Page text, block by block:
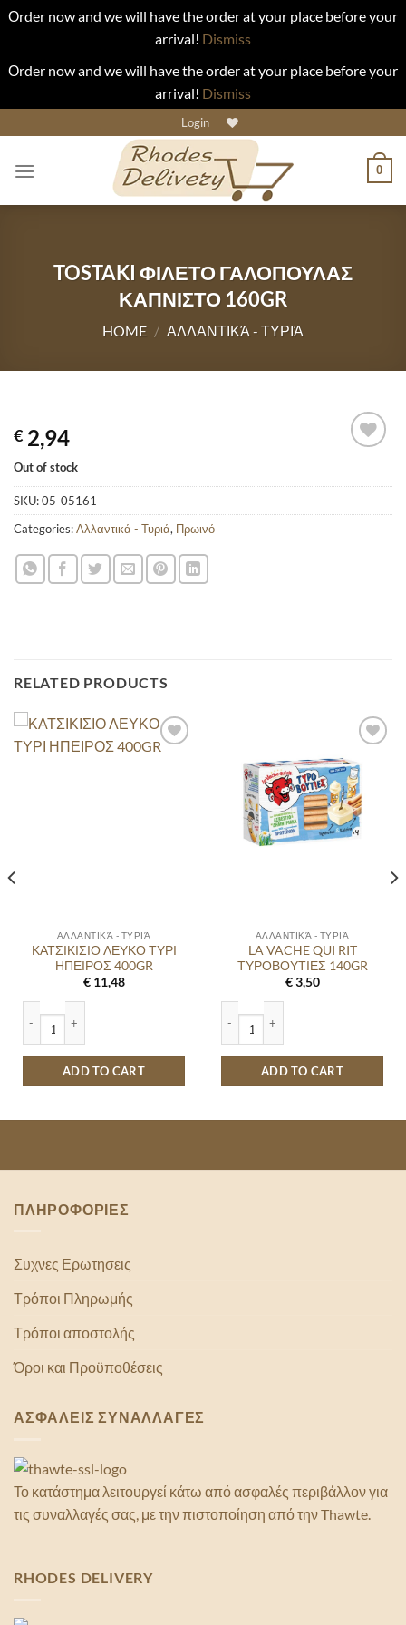
Οrder now and we will have the order at your place before your
arrival! Dismiss
Οrder now and we will have the order at your place before your
arrival! Dismiss
to
content
Login
0
TOSTAKI ΦΙΛΕΤΟ ΓΑΛΟΠΟΥΛΑΣ
ΚΑΠΝΙΣΤΟ 160GR
HOME / ΑΛΛΑΝΤΙΚΆ - ΤΥΡΙΆ
€ 2,94
Out of stock
SKU:05-05161
Categories:Αλλαντικά - Τυριά, Πρωινό
RELATED PRODUCTS
ΑΛΛΑΝΤΙΚΆ - ΤΥΡΙΆ
ΚΑΤΣΙΚΙΣΙΟ ΛΕΥΚΟ ΤΥΡΙ
ΗΠΕΙΡΟΣ 400GR
€11,48
ADD TO CART
ΑΛΛΑΝΤΙΚΆ - ΤΥΡΙΆ
LA VACHE QUI RIT
ΤΥΡΟΒΟΥΤΙΕΣ 140GR
€3,50
ADD TO CART
ΠΛΗΡΟΦΟΡΙΕΣ
Συχνες Ερωτησεις
Τρόποι Πληρωμής
Τρόποι αποστολής
Όροι και Προϋποθέσεις
ΑΣΦΑΛΕΙΣ ΣΥΝΑΛΛΑΓΕΣ
Το κατάστημα λειτουργεί κάτω από ασφαλές περιβάλλον για
τις συναλλαγές σας, με την πιστοποίηση από την Thawte.
RHODES DELIVERY